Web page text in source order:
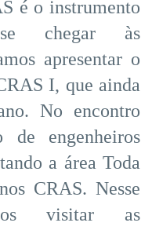
é o instrumento
chegar às
apresentar o
I, que ainda
No encontro
de engenheiros
a área Toda
CRAS. Nesse
visitar as